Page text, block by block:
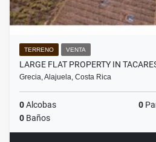
TERRENO VENTA
LARGE FLAT PROPERTY IN
Grecia, Alajuela, Costa Rica
0Alcobas 0
0 Baños